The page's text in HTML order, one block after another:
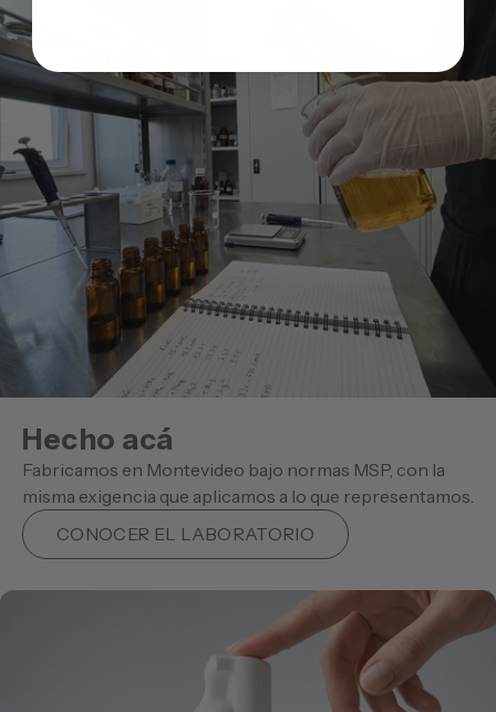
hecho acá
Fabricamos en Montevideo bajo normas MSP, con la
misma exigencia que aplicamos a lo que representamos.
CONOCER EL LABORATORIO